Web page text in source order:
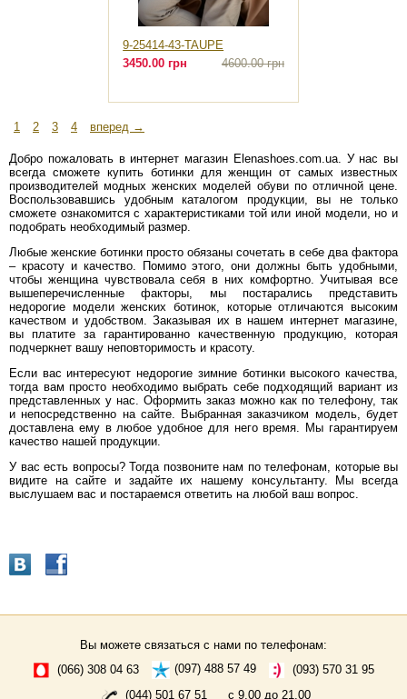
9-25414-43-TAUPE
3450.00 грн
4600.00 грн
1 2 3 4 вперед →
Добро пожаловать в интернет магазин Elenashoes.com.ua. У нас вы
всегда сможете купить ботинки для женщин от самых известных
производителей модных женских моделей обуви по отличной цене.
Воспользовавшись удобным каталогом продукции, вы не только
сможете ознакомится с характеристиками той или иной модели, но и
подобрать необходимый размер.
Любые женские ботинки просто обязаны сочетать в себе два фактора
– красоту и качество. Помимо этого, они должны быть удобными,
чтобы женщина чувствовала себя в них комфортно. Учитывая все
вышеперечисленные факторы, мы постарались представить
недорогие модели женских ботинок, которые отличаются высоким
качеством и удобством. Заказывая их в нашем интернет магазине,
вы платите за гарантированно качественную продукцию, которая
подчеркнет вашу неповторимость и красоту.
Если вас интересуют недорогие зимние ботинки высокого качества,
тогда вам просто необходимо выбрать себе подходящий вариант из
представленных у нас. Оформить заказ можно как по телефону, так
и непосредственно на сайте. Выбранная заказчиком модель, будет
доставлена ему в любое удобное для него время. Мы гарантируем
качество нашей продукции.
У вас есть вопросы? Тогда позвоните нам по телефонам, которые вы
видите на сайте и задайте их нашему консультанту. Мы всегда
выслушаем вас и постараемся ответить на любой ваш вопрос.
Вы можете связаться с нами по телефонам:
(066) 308 04 63
(097) 488 57 49
(093) 570 31 95
(044) 501 67 51
с 9.00 до 21.00